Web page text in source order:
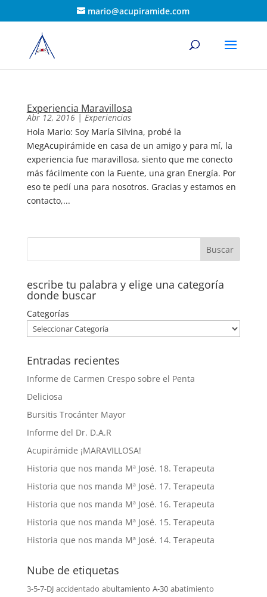
mario@acupiramide.com
Experiencia Maravillosa
Abr 12, 2016| Experiencias
Hola Mario: Soy María Silvina, probé la
MegAcupirámide en casa de un amigo y para mí, la
experiencia fue maravillosa, siento que me conecto
más fácilmente con la Fuente, una gran Energía. Por
eso te pedí una para nosotros. Gracias y estamos en
contacto,...
escribe tu palabra y elige una categoría
donde buscar
Categorías
Entradas recientes
Informe de Carmen Crespo sobre el Penta
Deliciosa
Bursitis Trocánter Mayor
Informe del Dr. D.A.R
Acupirámide ¡MARAVILLOSA!
Historia que nos manda Mª José. 18. Terapeuta
Historia que nos manda Mª José. 17. Terapeuta
Historia que nos manda Mª José. 16. Terapeuta
Historia que nos manda Mª José. 15. Terapeuta
Historia que nos manda Mª José. 14. Terapeuta
Nube de etiquetas
3-5-7-DJ accidentado abultamiento A-30 abatimiento